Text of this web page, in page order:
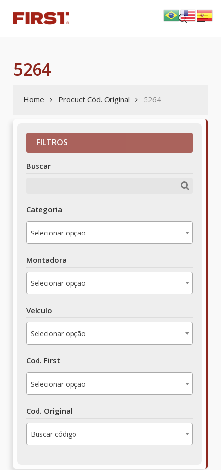
main
search
Menu
5264
Home Product Cód. Original 5264
FILTROS
Buscar
Categoria
Selecionar opção
Montadora
Selecionar opção
Veículo
Selecionar opção
Cod. First
Selecionar opção
Cod. Original
Buscar código